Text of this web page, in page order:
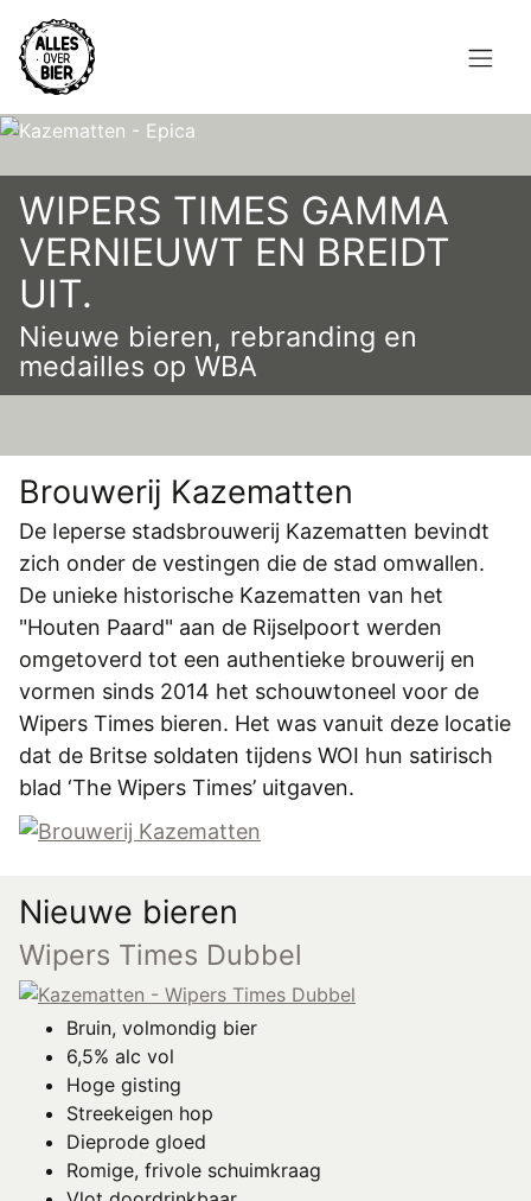
Overslaan
en
naar
inhoud
Topmenu
INLOGGEN
REGISTREREN
ADVERTEREN
MELDPUNT
PERS/PUBLICATIES
FACEBOOK
LINKS
Hoofdnavigatie
BROUWEN
BLOG
AGENDA
WIPERS TIMES GAMMA
VERNIEUWT EN BREIDT
UIT.
Nieuwe bieren, rebranding en
medailles op WBA
Brouwerij Kazematten
De Ieperse stadsbrouwerij Kazematten bevindt
zich onder de vestingen die de stad omwallen.
De unieke historische Kazematten van het
"Houten Paard" aan de Rijselpoort werden
omgetoverd tot een authentieke brouwerij en
vormen sinds 2014 het schouwtoneel voor de
Wipers Times bieren. Het was vanuit deze locatie
dat de Britse soldaten tijdens WOI hun satirisch
blad ‘The Wipers Times’ uitgaven.
Nieuwe bieren
Wipers Times Dubbel
Bruin, volmondig bier
6,5% alc vol
Hoge gisting
Streekeigen hop
Dieprode gloed
Romige, frivole schuimkraag